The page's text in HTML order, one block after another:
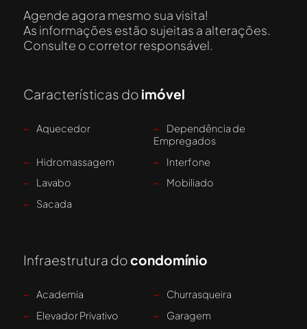
Agende agora mesmo sua visita!
As informações estão sujeitas a alterações.
Consulte o corretor responsável.
Características do imóvel
- Aquecedor -
Dependência de
Empregados
-
Hidromassagem -
Interfone
-
Lavabo -
Mobiliado
-
Sacada
Infraestrutura docondomínio
- Academia -
Churrasqueira
-
Elevador Privativo - Garagem